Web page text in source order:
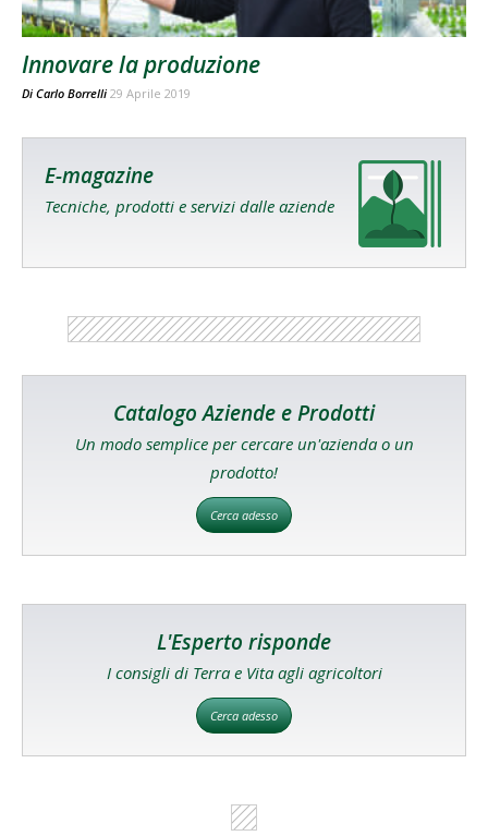
Innovare la produzione
Di Carlo Borrelli 29 Aprile 2019
E-magazine
Tecniche, prodotti e servizi dalle aziende
Catalogo Aziende e Prodotti
Un modo semplice per cercare un'azienda o un
prodotto!
Cerca adesso
L'Esperto risponde
I consigli di Terra e Vita agli agricoltori
Cerca adesso